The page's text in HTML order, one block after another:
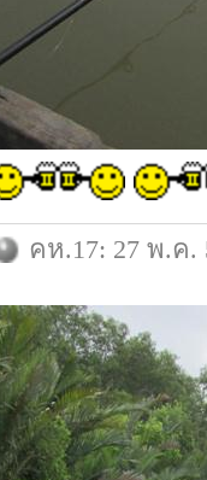
คห.17: 27 พ.ค.